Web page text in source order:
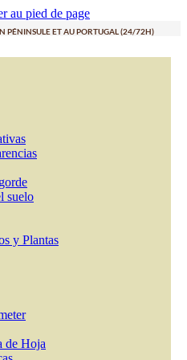
au pied de page
PÉNINSULE ET AU PORTUGAL (24/72H)
suelo
y Plantas
de Hoja